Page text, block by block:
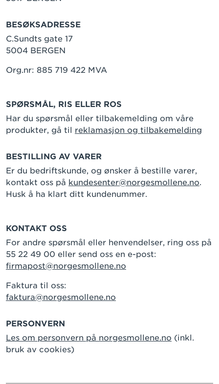
BESØKSADRESSE
C.Sundts gate 17
5004 BERGEN
Org.nr: 885 719 422 MVA
SPØRSMÅL, RIS ELLER ROS
Har du spørsmål eller tilbakemelding om våre
produkter, gå til reklamasjon og tilbakemelding
BESTILLING AV VARER
Er du bedriftskunde, og ønsker å bestille varer,
kontakt oss på kundesenter@norgesmollene.no.
Husk å ha klart ditt kundenummer.
KONTAKT OSS
For andre spørsmål eller henvendelser, ring oss på
55 22 49 00 eller send oss en e-post:
firmapost@norgesmollene.no
Faktura til oss:
faktura@norgesmollene.no
PERSONVERN
Les om personvern på norgesmollene.no (inkl.
bruk av cookies)